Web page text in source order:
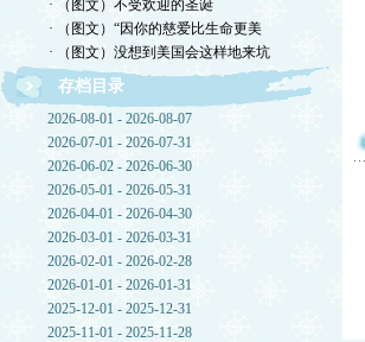
· （图文）不受欢迎的圣诞
· （图文）“因你的慈爱比生命更美
· （图文）没想到美国会这样地来坑
存档目录
2026-08-01 - 2026-08-07
2026-07-01 - 2026-07-31
2026-06-02 - 2026-06-30
2026-05-01 - 2026-05-31
2026-04-01 - 2026-04-30
2026-03-01 - 2026-03-31
2026-02-01 - 2026-02-28
2026-01-01 - 2026-01-31
2025-12-01 - 2025-12-31
2025-11-01 - 2025-11-28